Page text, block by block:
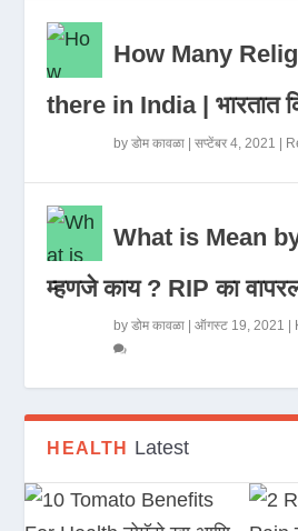
How Many
there in India | भारतात
byडोम कावळा |सप्टेंबर 4, 2021
What is Mean
म्हणजे काय ? RIP का
byडोम कावळा |ऑगस्ट 19, 2021
HEALTH Latest